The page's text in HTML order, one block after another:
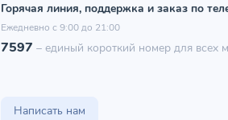
Горячая линия, поддержка и заказ по
Ежедневно с 9:00 до 21:00
7597 – единый короткий номер для всех
Написать нам